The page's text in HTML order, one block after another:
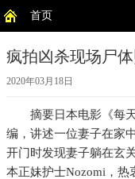
首页
疯拍凶杀现场尸
2020年03月18日
摘要日本电影《每
编，讲述一位妻子在家
开门时发现妻子躺在玄
本正妹护士Nozomi，热